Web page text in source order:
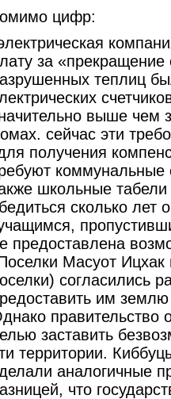
цифр:
за
теплиц
выше чем
сейчас эти
получения
коммунальные
школьные
сколько
предоставлена
Масуот
согласились
им
правительство
заставить
территории.
аналогичные
что